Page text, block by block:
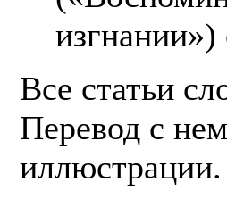
Все статьи
Перевод с
иллюстрации.